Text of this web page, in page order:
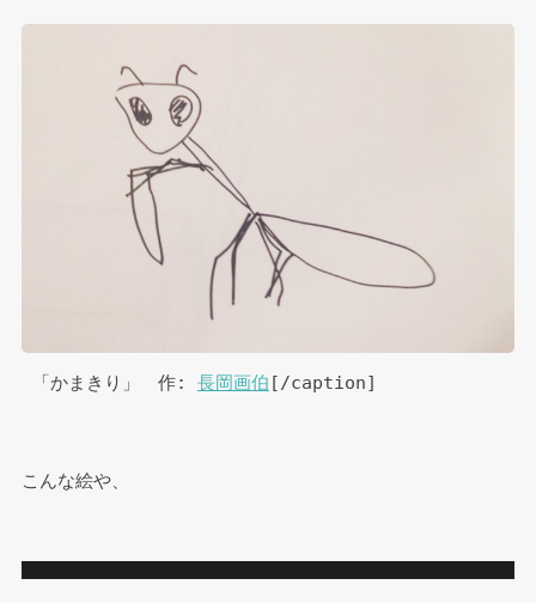
「かまきり」　作: 長岡画伯 [/caption]
こんな絵や、